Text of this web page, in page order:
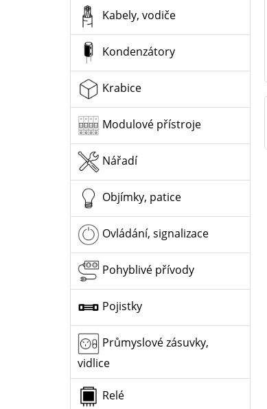
Kabely, vodiče
Kondenzátory
Krabice
Modulové přístroje
Nářadí
Objímky, patice
Ovládání, signalizace
Pohyblivé přívody
Pojistky
Průmyslové zásuvky,
vidlice
Relé